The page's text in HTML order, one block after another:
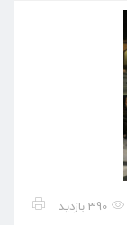
390 بازدید